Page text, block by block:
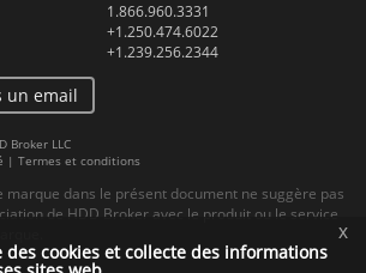
1.866.960.3331
+1.250.474.6022
+1.239.256.2344
un email
Broker LLC
| Termes et conditions
marque dans le présent document ne suggère pas
de HDD Broker avec le produit ou le service
des cookies et collecte des informations
x